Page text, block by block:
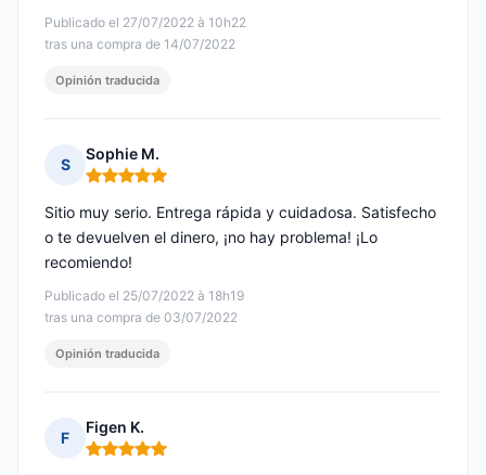
Publicado el 27/07/2022 à 10h22
tras una compra de 14/07/2022
Opinión traducida
S
Sophie M.
Nota: 5 de 5
Publicado el 25/07/2022 à 18h19
tras una compra de 03/07/2022
Sitio muy serio. Entrega rápida y cuidadosa. Satisfecho
o te devuelven el dinero, ¡no hay problema! ¡Lo
recomiendo!
Opinión traducida
F
Figen K.
Nota: 5 de 5